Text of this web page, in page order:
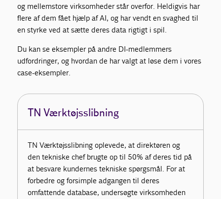
og mellemstore virksomheder står overfor. Heldigvis har
flere af dem fået hjælp af AI, og har vendt en svaghed til
en styrke ved at sætte deres data rigtigt i spil.
Du kan se eksempler på andre DI-medlemmers
udfordringer, og hvordan de har valgt at løse dem i vores
case-eksempler.
TN Værktøjsslibning
TN Værktøjsslibning oplevede, at direktøren og
den tekniske chef brugte op til 50% af deres tid på
at besvare kundernes tekniske spørgsmål. For at
forbedre og forsimple adgangen til deres
omfattende database, undersøgte virksomheden